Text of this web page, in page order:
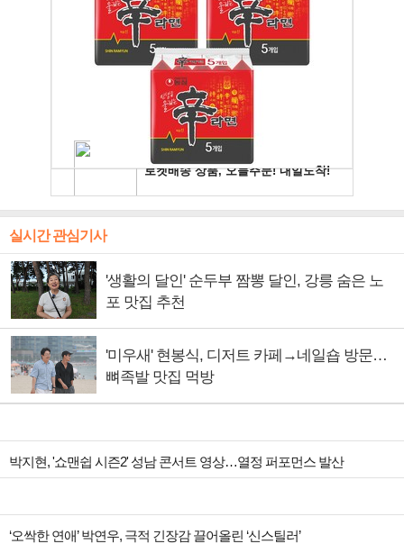
실시간 관심기사
'생활의 달인' 순두부 짬뽕 달인, 강릉 숨은 노
포 맛집 추천
'미우새' 현봉식, 디저트 카페→네일숍 방문…
뼈족발 맛집 먹방
박지현, '쇼맨쉽 시즌2' 성남 콘서트 영상…열정 퍼포먼스 발산
‘오싹한 연애’ 박연우, 극적 긴장감 끌어올린 ‘신스틸러’